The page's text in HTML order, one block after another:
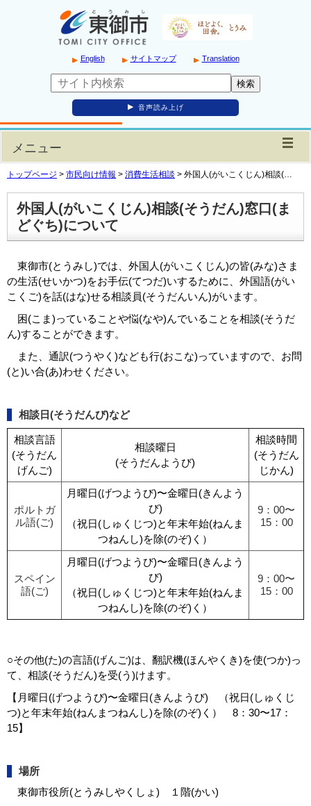
English サイトマップ Translation
音声読み上げ
メニュー
トップページ > 市民向け情報 > 消費生活相談 > 外国人(がいこくじん)相談(…
外国人(がいこくじん)相談(そうだん)窓口(ま
どぐち)について
東御市(とうみし)では、外国人(がいこくじん)の皆(みな)さま
の生活(せいかつ)をお手伝(てつだ)いするために、外国語(がい
こくご)を話(はな)せる相談員(そうだんいん)がいます。
困(こま)っていることや悩(なや)んでいることを相談(そうだ
ん)することができます。
また、通訳(つうやく)なども行(おこな)っていますので、お問
(と)い合(あ)わせください。
相談日(そうだんび)など
相談言語
(そうだん
げんご)
相談曜日
(そうだんようび)
相談時間
(そうだん
じかん)
ポルトガ
ル語(ご)
月曜日(げつようび)〜金曜日(きんよう
び)
（祝日(しゅくじつ)と年末年始(ねんま
つねんし)を除(のぞ)く）
9：00〜
15：00
スペイン
語(ご)
月曜日(げつようび)〜金曜日(きんよう
び)
（祝日(しゅくじつ)と年末年始(ねんま
つねんし)を除(のぞ)く）
9：00〜
15：00
○その他(た)の言語(げんご)は、翻訳機(ほんやくき)を使(つか)っ
て、相談(そうだん)を受(う)けます。
【月曜日(げつようび)〜金曜日(きんようび) （祝日(しゅくじ
つ)と年末年始(ねんまつねんし)を除(のぞ)く） 8：30〜17：
15】
場所
東御市役所(とうみしやくしょ) １階(かい)